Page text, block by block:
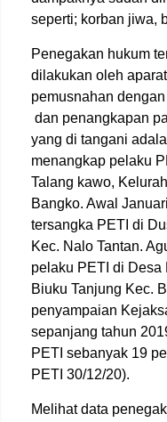
seperti; korban jiwa,
Penegakan hukum
dilakukan oleh
pemusnahan
dan penangkapan
yang di tangani
menangkap pelaku
Talang kawo,
Bangko. Awal
tersangka PETI di
Kec. Nalo Tantan.
pelaku PETI di Desa
Biuku Tanjung Kec.
penyampaian
sepanjang tahun
PETI sebanyak 19
PETI 30/12/20).
Melihat data